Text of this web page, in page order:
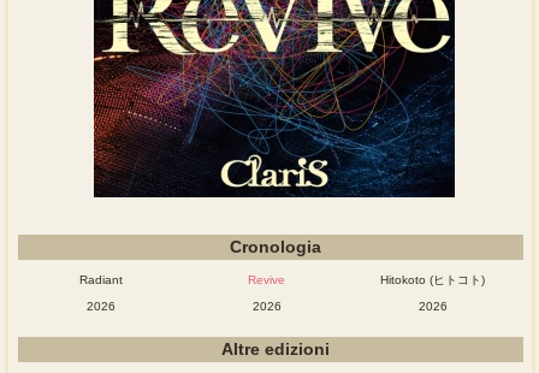
Cronologia
Radiant
2026
Revive
2026
Hitokoto (ヒトコト)
2026
Altre edizioni